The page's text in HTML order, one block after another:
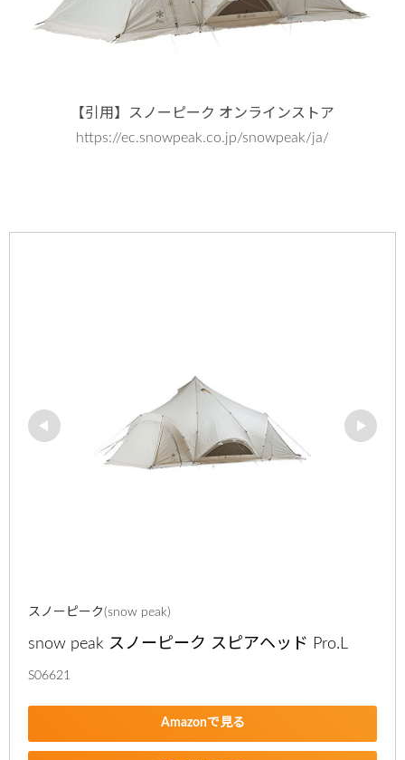
【引用】スノーピーク オンラインストア
https://ec.snowpeak.co.jp/snowpeak/ja/
スノーピーク(snow peak)
snow peak スノーピーク スピアヘッド Pro.L
S06621
Amazonで見る